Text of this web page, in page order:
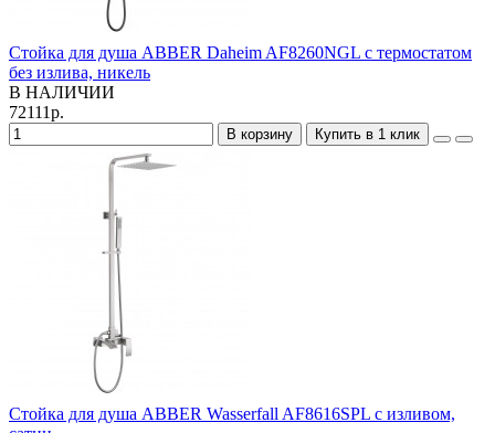
Стойка для душа ABBER Daheim AF8260NGL с термостатом
без излива, никель
В НАЛИЧИИ
72111р.
В корзину Купить в 1 клик
Стойка для душа ABBER Wasserfall AF8616SPL с изливом,